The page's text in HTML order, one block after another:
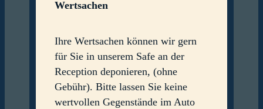
Wertsachen
Ihre Wertsachen können wir gern
für Sie in unserem Safe an der
Reception deponieren, (ohne
Gebühr). Bitte lassen Sie keine
wertvollen Gegenstände im Auto